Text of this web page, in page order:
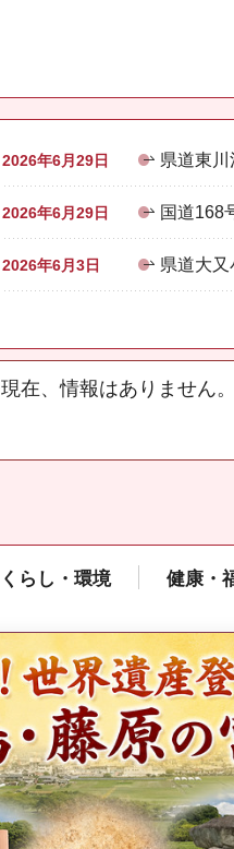
2026年6月29日 県道東
2026年6月29日 国道168
2026年6月3日 県道大
現在、情報はありません。
くらし・環境 健康・